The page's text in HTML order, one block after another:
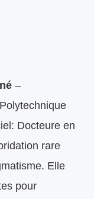
–
Docteure en
rare
Elle
pour